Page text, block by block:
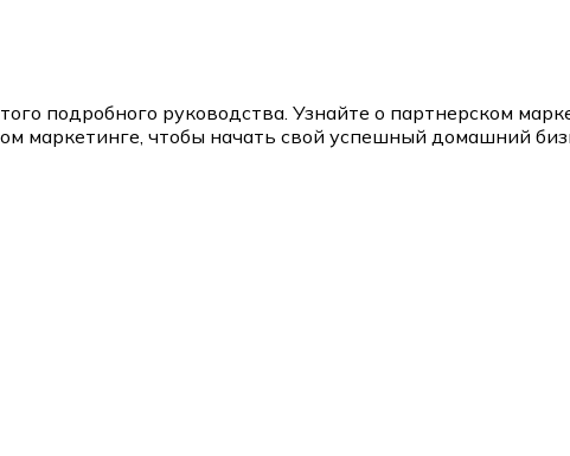
подробного руководства. Узнайте о партнерском
маркетинге, чтобы начать свой успешный домашний